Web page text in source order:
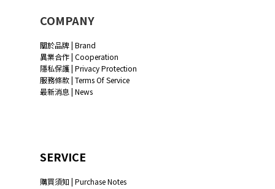
COMPANY
關於品牌 | Brand
異業合作 | Cooperation
隱私保護 | Privacy Protection
服務條款 | Terms Of Service
最新消息 | News
SERVICE
購買須知 | Purchase Notes